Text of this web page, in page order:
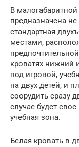
В малогабаритной
предназначена не
стандартная
местами,
кроватях нижний
под игровой,
на двух детей, и
соорудить сразу
случае будет
учебная зона.
Белая кровать в